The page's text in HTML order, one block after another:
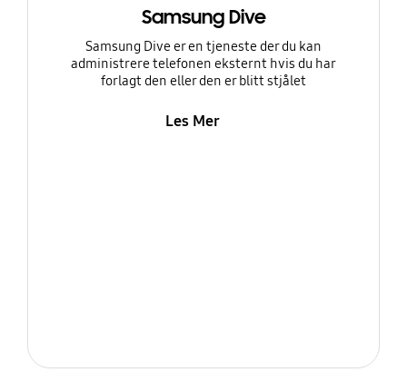
Samsung Dive
Samsung Dive er en tjeneste der du kan
administrere telefonen eksternt hvis du har
forlagt den eller den er blitt stjålet
Les Mer